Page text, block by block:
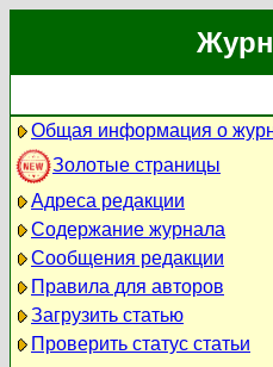
Общая информация о
Золотые страницы
Адреса редакции
Содержание журнала
Сообщения редакции
Правила для авторов
Загрузить статью
Проверить статус статьи